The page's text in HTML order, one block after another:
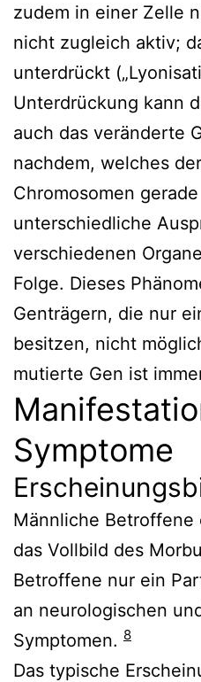
zudem in einer Zelle
nicht zugleich aktiv;
unterdrückt
Unterdrückung kann
auch das veränderte
nachdem, welches
Chromosomen
unterschiedliche
verschiedenen
Folge. Dieses
Genträgern, die nur
besitzen, nicht
mutierte Gen ist
Symptome
Männliche
das Vollbild des
Betroffene nur ein
an neurologischen
Symptomen. 8
Das typische